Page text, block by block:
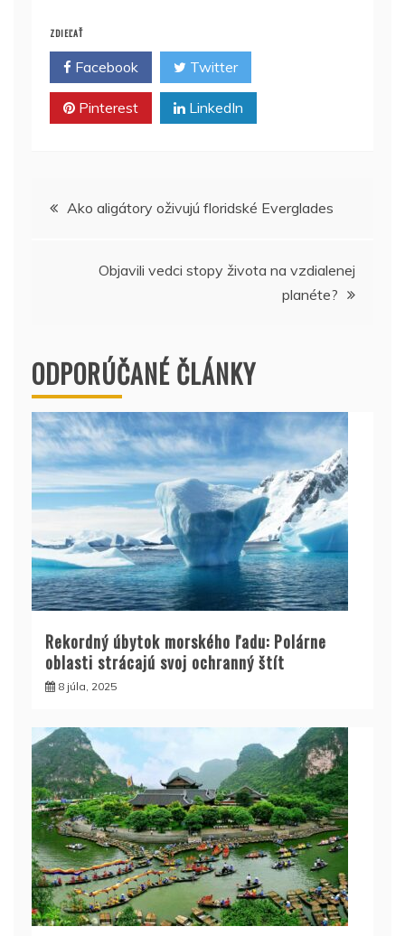
ZDIEĽAŤ
Facebook Twitter
Pinterest LinkedIn
Navigácia
Ako aligátory oživujú floridské Everglades
Objavili vedci stopy života na vzdialenej
planéte?
ODPORÚČANÉ ČLÁNKY
Rekordný úbytok morského ľadu: Polárne
oblasti strácajú svoj ochranný štít
8 júla, 2025